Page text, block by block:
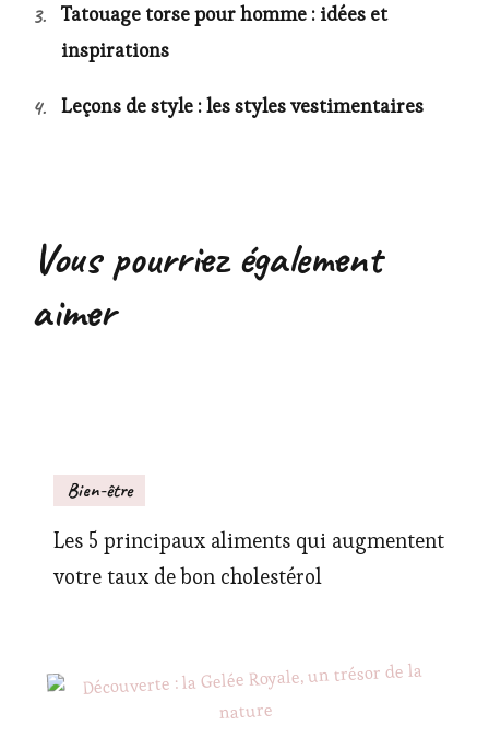
Tatouage torse pour homme : idées et
inspirations
Leçons de style : les styles vestimentaires
Vous pourriez également
aimer
Bien-être
Les 5 principaux aliments qui augmentent
votre taux de bon cholestérol